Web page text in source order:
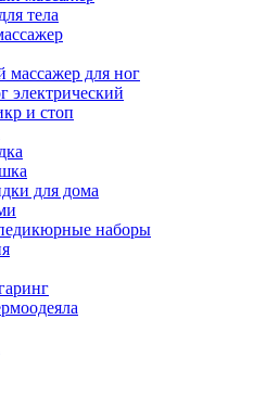
тела
для ног
электрический
и стоп
для дома
наборы